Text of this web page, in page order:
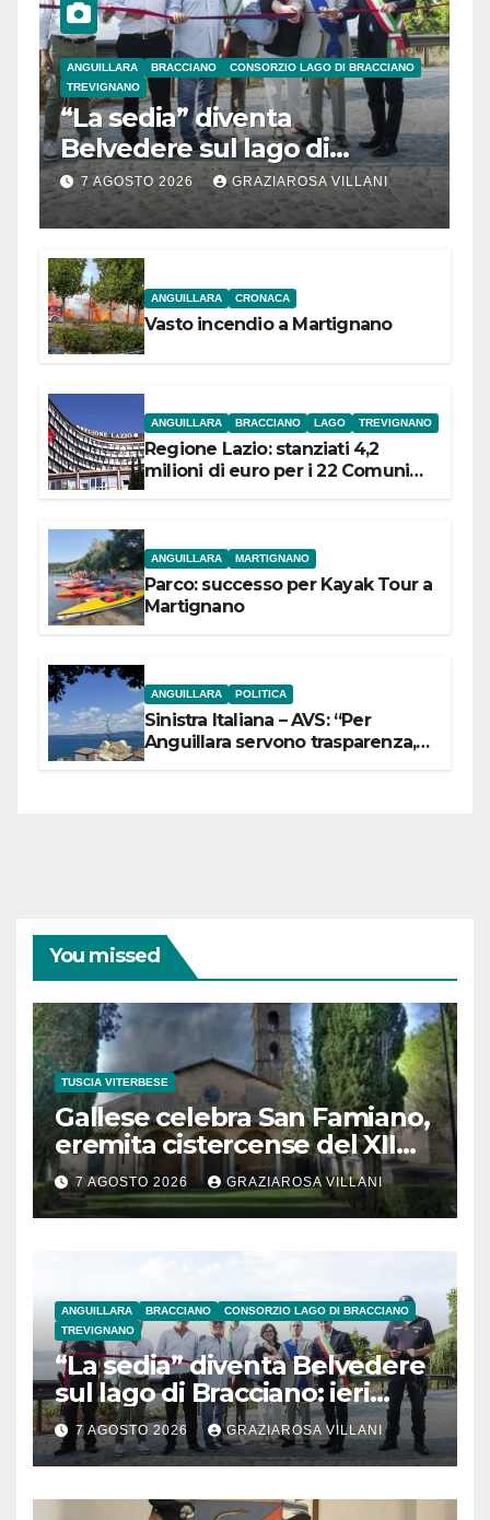
ANGUILLARA BRACCIANO
CONSORZIO LAGO DI BRACCIANO
TREVIGNANO
“La sedia” diventa
Belvedere sul lago di
Bracciano: ieri
l’inaugurazione
7 AGOSTO 2026 GRAZIAROSA VILLANI
ANGUILLARA CRONACA
Vasto incendio a Martignano
ANGUILLARA BRACCIANO LAGO TREVIGNANO
Regione Lazio: stanziati 4,2
milioni di euro per i 22 Comuni
ANGUILLARA MARTIGNANO
Parco: successo per Kayak Tour a
Martignano
ANGUILLARA POLITICA
Sinistra Italiana – AVS: “Per
Anguillara servono trasparenza,
You missed
TUSCIA VITERBESE
Gallese celebra San Famiano,
eremita cistercense del XII
secolo
7 AGOSTO 2026 GRAZIAROSA VILLANI
ANGUILLARA BRACCIANO
CONSORZIO LAGO DI BRACCIANO
TREVIGNANO
“La sedia” diventa Belvedere
sul lago di Bracciano: ieri
l’inaugurazione
7 AGOSTO 2026 GRAZIAROSA VILLANI